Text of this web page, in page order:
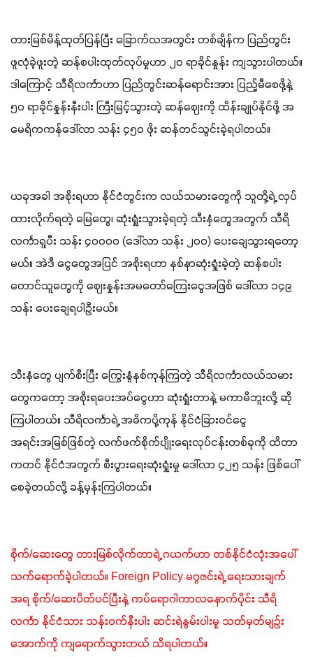
တားမြစ်မိန့်ထုတ်ပြန်ပြီး ခြောက်လအတွင်း တစ်ချိန်က ပြည်တွင်း
ဖူလုံခဲ့ဖူးတဲ့ ဆန်စပါးထုတ်လုပ်မှုဟာ ၂၀ ရာခိုင်နှုန်း ကျသွားပါတယ်။
ဒါကြောင့် သီရိလင်္ကာဟာ ပြည်တွင်းဆန်ရောင်းအား ပြည့်မီစေဖို့နဲ့
၅၀ ရာခိုင်နှုန်းနီးပါး ကြီးမြင့်သွားတဲ့ ဆန်ဈေးကို ထိန်းချုပ်နိုင်ဖို့ အ
မေရိကကန်ဒေါ်လာ သန်း ၄၅၀ ဖိုး ဆန်တင်သွင်းခဲ့ရပါတယ်။
ယခုအခါ အစိုးရဟာ နိုင်ငံတွင်းက လယ်သမားတွေကို သူတို့ရဲ့ လှပ်
ထားလိုက်ရတဲ့ မြေတွေ၊ ဆုံးရှုံးသွားခဲ့ရတဲ့ သီးနှံတွေအတွက် သီရိ
လင်္ကာရူပီး သန်း ၄၀၀၀၀ (ဒေါ်လာ သန်း ၂၀၀) ပေးချေသွားရတော့
မယ်။ အဲဒီ ငွေတွေအပြင် အစိုးရဟာ နစ်နာဆုံးရှုံးခဲ့တဲ့ ဆန်စပါး
တောင်သူတွေကို ဈေးနှုန်းအမတော်ကြေးငွေအဖြစ် ဒေါ်လာ ၁၄၉
သန်း ပေးချေရပါဦးမယ်။
သီးနှံတွေ ပျက်စီးပြီး ကြွေးနွံနစ်ကုန်ကြတဲ့ သီရိလင်္ကာလယ်သမား
တွေကတော့ အစိုးရပေးအပ်ငွေဟာ ဆုံးရှုံးတာနဲ့ မကာမိဘူးလို့ ဆို
ကြပါတယ်။ သီရိလင်္ကာရဲ့ အဓိကပို့ကုန် နိုင်ငံခြားဝင်ငွေ
အရင်းအမြစ်ဖြစ်တဲ့ လက်ဖက်စိုက်ပျိုးရေးလုပ်ငန်းတစ်ခုကို ထိတာ
ကတင် နိုင်ငံအတွက် စီးပွားရေးဆုံးရှုံးမှု ဒေါ်လာ ၄၂၅ သန်း ဖြစ်ပေါ်
စေခဲ့တယ်လို့ ခန့်မှန်းကြပါတယ်။
စိုက်/ဆေးတွေ တားမြစ်လိုက်တာရဲ့ ဂယက်ဟာ တစ်နိုင်ငံလုံးအပေါ်
သက်ရောက်ခဲ့ပါတယ်။ Foreign Policy မဂ္ဂဇင်းရဲ့ ရေးသားချက်
အရ စိုက်/ဆေးပိတ်ပင်ပြီးနဲ့ ကပ်ရောဂါကာလနောက်ပိုင်း သီရိ
လင်္ကာ နိုင်ငံသား သန်းဝက်နီးပါး ဆင်းရဲနွမ်းပါးမှု သတ်မှတ်မျဉ်း
အောက်ကို ကျရောက်သွားတယ် သိရပါတယ်။